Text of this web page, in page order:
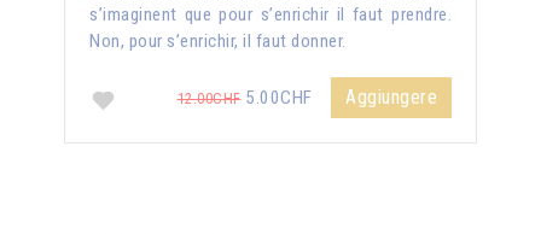
s’imaginent que pour s’enrichir il faut prendre.
Non, pour s’enrichir, il faut donner.
12.00CHF5.00CHF Aggiungere